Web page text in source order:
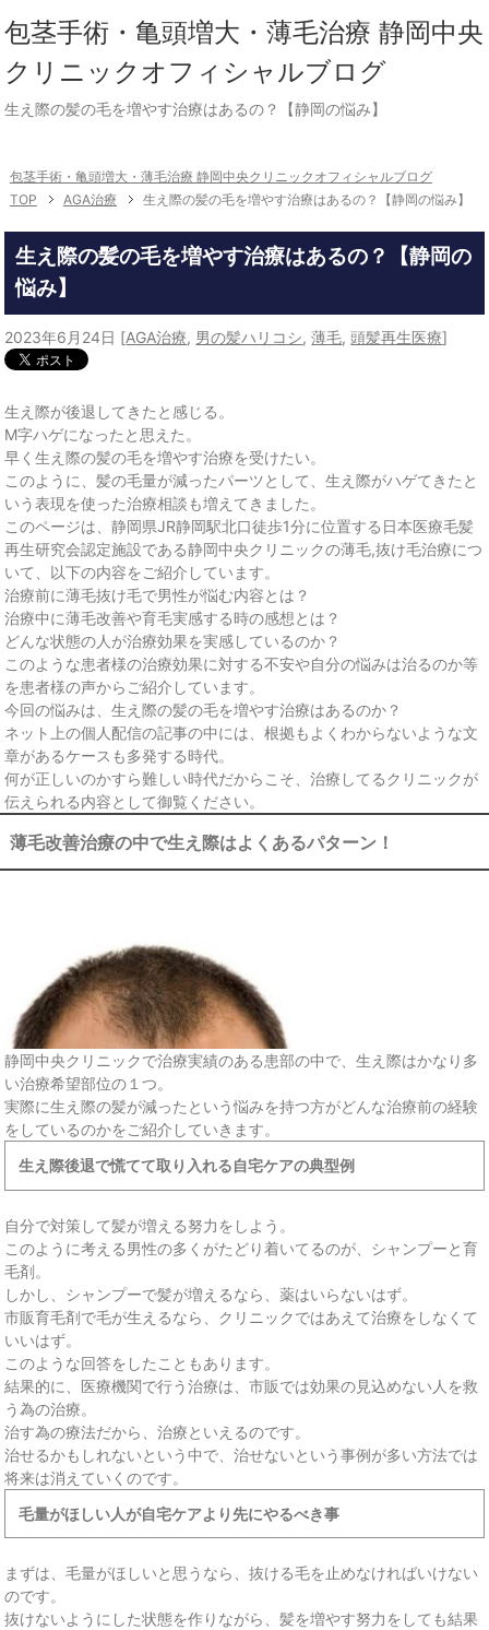
包茎手術・亀頭増大・薄毛治療 静岡中央
クリニックオフィシャルブログ
生え際の髪の毛を増やす治療はあるの？【静岡の悩み】
包茎手術・亀頭増大・薄毛治療 静岡中央クリニックオフィシャルブログ
TOP
AGA治療 生え際の髪の毛を増やす治療はあるの？【静岡の悩み】
生え際の髪の毛を増やす治療はあるの？【静岡の
悩み】
2023年6月24日 [AGA治療, 男の髪ハリコシ,薄毛,頭髪再生医療]
生え際が後退してきたと感じる。
M字ハゲになったと思えた。
早く生え際の髪の毛を増やす治療を受けたい。
このように、髪の毛量が減ったパーツとして、生え際がハゲてきたと
いう表現を使った治療相談も増えてきました。
このページは、静岡県JR静岡駅北口徒歩1分に位置する日本医療毛髪
再生研究会認定施設である静岡中央クリニックの薄毛,抜け毛治療につ
いて、以下の内容をご紹介しています。
治療前に薄毛抜け毛で男性が悩む内容とは？
治療中に薄毛改善や育毛実感する時の感想とは？
どんな状態の人が治療効果を実感しているのか？
このような患者様の治療効果に対する不安や自分の悩みは治るのか等
を患者様の声からご紹介しています。
今回の悩みは、生え際の髪の毛を増やす治療はあるのか？
ネット上の個人配信の記事の中には、根拠もよくわからないような文
章があるケースも多発する時代。
何が正しいのかすら難しい時代だからこそ、治療してるクリニックが
伝えられる内容として御覧ください。
薄毛改善治療の中で生え際はよくあるパターン！
静岡中央クリニックで治療実績のある患部の中で、生え際はかなり多
い治療希望部位の１つ。
実際に生え際の髪が減ったという悩みを持つ方がどんな治療前の経験
をしているのかをご紹介していきます。
生え際後退で慌てて取り入れる自宅ケアの典型例
自分で対策して髪が増える努力をしよう。
このように考える男性の多くがたどり着いてるのが、シャンプーと育
毛剤。
しかし、シャンプーで髪が増えるなら、薬はいらないはず。
市販育毛剤で毛が生えるなら、クリニックではあえて治療をしなくて
いいはず。
このような回答をしたこともあります。
結果的に、医療機関で行う治療は、市販では効果の見込めない人を救
う為の治療。
治す為の療法だから、治療といえるのです。
治せるかもしれないという中で、治せないという事例が多い方法では
将来は消えていくのです。
毛量がほしい人が自宅ケアより先にやるべき事
まずは、毛量がほしいと思うなら、抜ける毛を止めなければいけない
のです。
抜けないようにした状態を作りながら、髪を増やす努力をしても結果